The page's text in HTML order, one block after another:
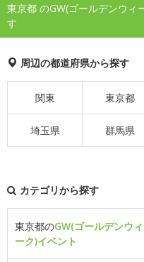
東京都 のGW(ゴールデンウィ
す
周辺の都道府県から探す
関東 東京都
埼玉県 群馬県
カテゴリから探す
東京都のGW(ゴールデンウィ
ーク)イベント